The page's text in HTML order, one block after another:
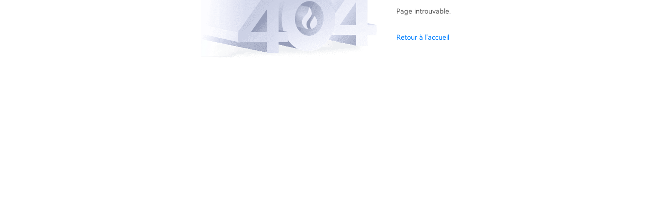
Page introuvable.
Retour à l'accueil